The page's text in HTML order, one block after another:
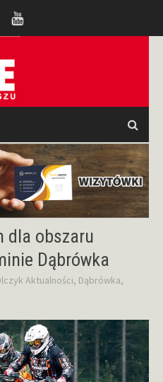
dla obszaru
Dąbrówka
Aktualności, Dąbrówka,